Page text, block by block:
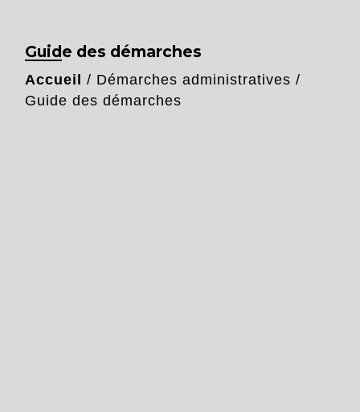
Guide des démarches
Accueil / Démarches administratives /
Guide des démarches